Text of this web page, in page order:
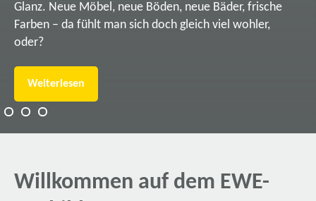
Glanz. Neue Möbel, neue Böden, neue Bäder, frische
Farben – da fühlt man sich doch gleich viel wohler,
oder?
Weiterlesen
Willkommen auf dem EWE-